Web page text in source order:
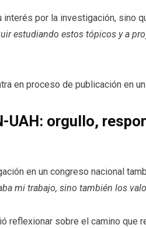
interés por la investigación, sino
estudiando estos tópicos y a
en proceso de publicación en
UAH: orgullo,
en un congreso nacional
mi trabajo, sino también los
reflexionar sobre el camino que